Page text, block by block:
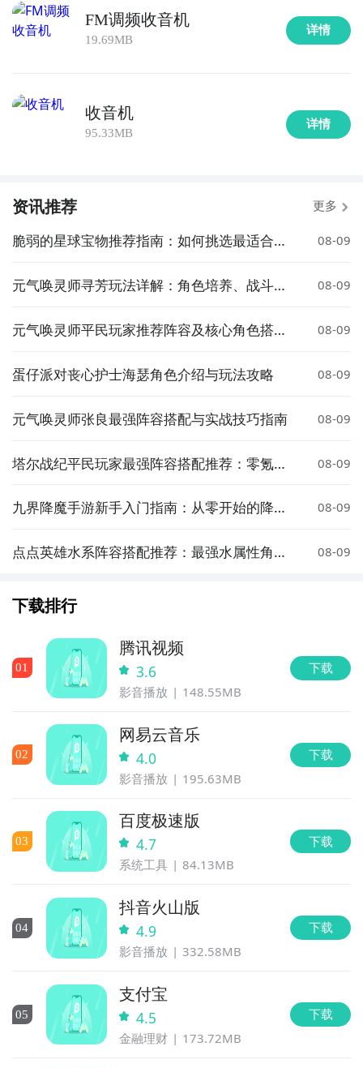
FM调频收音机
19.69MB
详情
收音机
95.33MB
详情
资讯推荐 更多
脆弱的星球宝物推荐指南：如何挑选最适合的
08-09
元气唤灵师寻芳玩法详解：角色培养、战斗技
08-09
元气唤灵师平民玩家推荐阵容及核心角色搭配
08-09
蛋仔派对丧心护士海瑟角色介绍与玩法攻略 08-09
元气唤灵师张良最强阵容搭配与实战技巧指南 08-09
塔尔战纪平民玩家最强阵容搭配推荐：零氪也
08-09
九界降魔手游新手入门指南：从零开始的降魔
08-09
点点英雄水系阵容搭配推荐：最强水属性角色
08-09
下载排行
01
腾讯视频
3.6
影音播放 148.55MB
下载
02
网易云音乐
4.0
影音播放 195.63MB
下载
03
百度极速版
4.7
系统工具 84.13MB
下载
04
抖音火山版
4.9
影音播放 332.58MB
下载
05
支付宝
4.5
金融理财 173.72MB
下载